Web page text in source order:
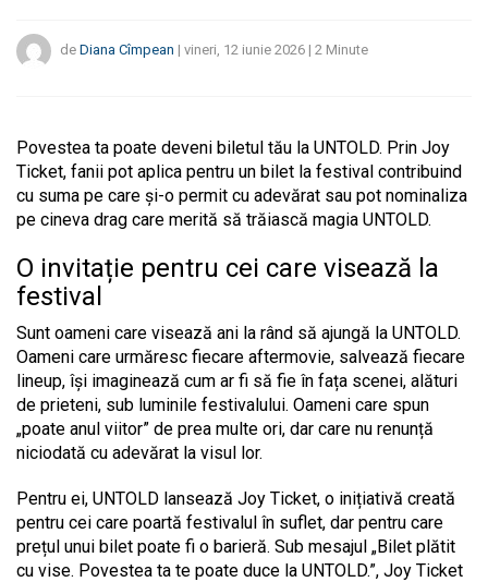
de Diana Cîmpean | vineri, 12 iunie 2026 | 2 Minute
Povestea ta poate deveni biletul tău la UNTOLD. Prin Joy
Ticket, fanii pot aplica pentru un bilet la festival contribuind
cu suma pe care și-o permit cu adevărat sau pot nominaliza
pe cineva drag care merită să trăiască magia UNTOLD.
O invitație pentru cei care visează la
festival
Sunt oameni care visează ani la rând să ajungă la UNTOLD.
Oameni care urmăresc fiecare aftermovie, salvează fiecare
lineup, își imaginează cum ar fi să fie în fața scenei, alături
de prieteni, sub luminile festivalului. Oameni care spun
„poate anul viitor” de prea multe ori, dar care nu renunță
niciodată cu adevărat la visul lor.
Pentru ei, UNTOLD lansează Joy Ticket, o inițiativă creată
pentru cei care poartă festivalul în suflet, dar pentru care
prețul unui bilet poate fi o barieră. Sub mesajul „Bilet plătit
cu vise. Povestea ta te poate duce la UNTOLD.”, Joy Ticket